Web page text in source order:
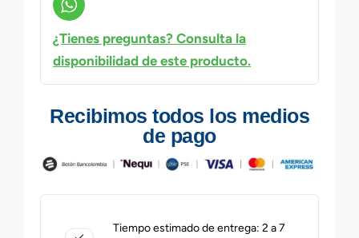
¿Tienes preguntas? Consulta la
disponibilidad de este producto.
Recibimos todos los medios
de pago
Tiempo estimado de entrega: 2 a 7